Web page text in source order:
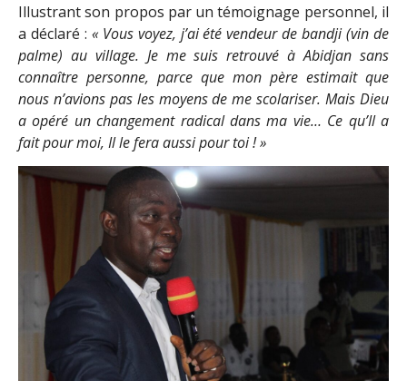
Illustrant son propos par un témoignage personnel, il
a déclaré : « Vous voyez, j’ai été vendeur de bandji (vin de
palme) au village. Je me suis retrouvé à Abidjan sans
connaître personne, parce que mon père estimait que
nous n’avions pas les moyens de me scolariser. Mais Dieu
a opéré un changement radical dans ma vie… Ce qu’Il a
fait pour moi, Il le fera aussi pour toi ! »